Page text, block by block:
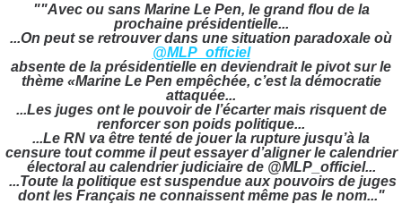
""Avec ou sans Marine Le Pen, le grand flou de la
prochaine présidentielle...
...On peut se retrouver dans une situation paradoxale où
@MLP_officiel
absente de la présidentielle en deviendrait le pivot sur le
thème «Marine Le Pen empêchée, c’est la démocratie
attaquée...
...Les juges ont le pouvoir de l’écarter mais risquent de
renforcer son poids politique...
...Le RN va être tenté de jouer la rupture jusqu’à la
censure tout comme il peut essayer d’aligner le calendrier
électoral au calendrier judiciaire de @MLP_officiel...
...Toute la politique est suspendue aux pouvoirs de juges
dont les Français ne connaissent même pas le nom..."